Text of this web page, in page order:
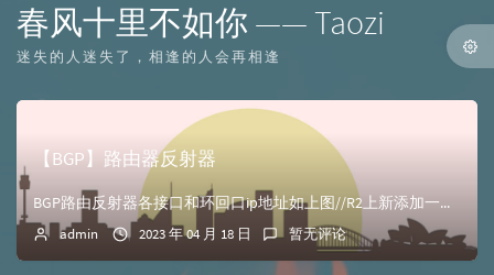
春风十里不如你 —— Taozi
迷失的人迷失了，相逢的人会再相逢
【BGP】路由器反射器
BGP路由反射器各接口和环回口ip地址如上图//R2上新添加一个loopback1 ip add 10.2.2.2 24在R2、R3路由器上测试连通性&l...
admin 2023 年 04 月 18 日 暂无评论